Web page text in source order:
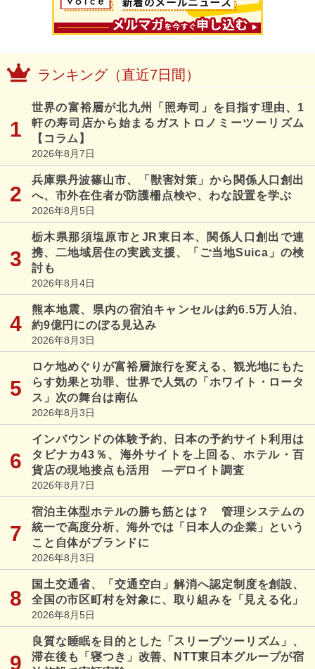
ランキング（直近7日間）
世界の富裕層が北九州「照寿司」を目指す理由、1
軒の寿司店から始まるガストロノミーツーリズム
【コラム】
2026年8月7日
兵庫県丹波篠山市、「獣害対策」から関係人口創出
へ、市外在住者が防護柵点検や、わな設置を学ぶ
2026年8月5日
栃木県那須塩原市とJR東日本、関係人口創出で連
携、二地域居住の実践支援、「ご当地Suica」の検
討も
2026年8月4日
熊本地震、県内の宿泊キャンセルは約6.5万人泊、
約9億円にのぼる見込み
2026年8月3日
ロケ地めぐりが富裕層旅行を変える、観光地にもた
らす効果と功罪、世界で人気の「ホワイト・ロータ
ス」次の舞台は南仏
2026年8月3日
インバウンドの体験予約、日本の予約サイト利用は
タビナカ43％、海外サイトを上回る、ホテル・百
貨店の現地接点も活用 ―デロイト調査
2026年8月7日
宿泊主体型ホテルの勝ち筋とは？ 管理システムの
統一で高度分析、海外では「日本人の企業」という
こと自体がブランドに
2026年8月3日
国土交通省、「交通空白」解消へ認定制度を創設、
全国の市区町村を対象に、取り組みを「見える化」
2026年8月5日
良質な睡眠を目的とした「スリープツーリズム」、
滞在後も「寝つき」改善、NTT東日本グループが宿